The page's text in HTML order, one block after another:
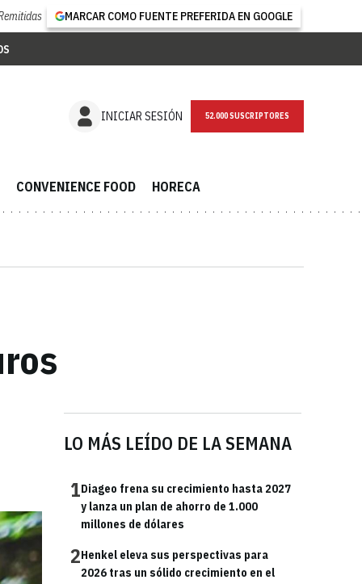
MARCAR COMO FUENTE PREFERIDA EN GOOGLE
INICIAR SESIÓN NEWSLETTER
CONVENIENCE FOOD HORECA
LO MÁS LEÍDO DE LA SEMANA
1Diageo frena su crecimiento hasta 2027
y lanza un plan de ahorro de 1.000
millones de dólares
2Henkel eleva sus perspectivas para
2026 tras un sólido crecimiento en el